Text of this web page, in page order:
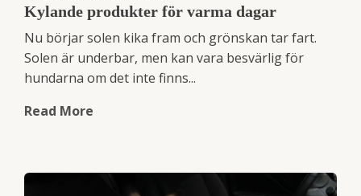
Kylande produkter för varma dagar
Nu börjar solen kika fram och grönskan tar fart.
Solen är underbar, men kan vara besvärlig för
hundarna om det inte finns...
Read More